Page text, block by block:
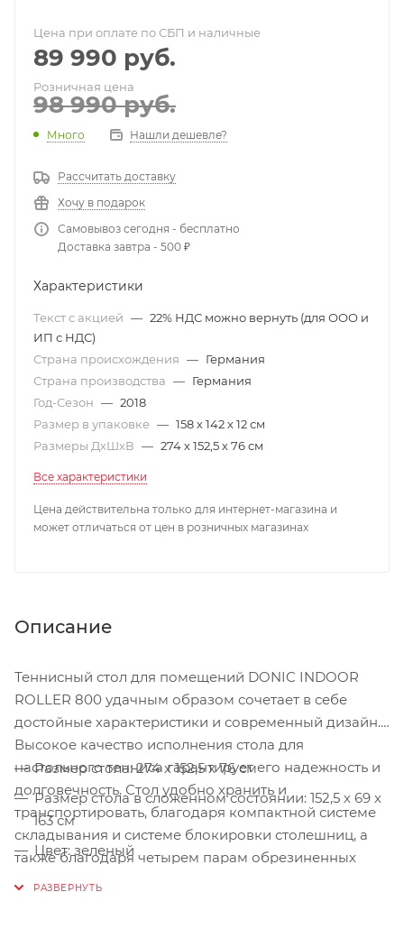
Цена при оплате по СБП и наличные
89 990 руб.
Розничная цена
98 990руб.
Много Нашли дешевле?
Рассчитать доставку
Хочу в подарок
Самовывоз сегодня - бесплатно
Доставка завтра - 500 ₽
Характеристики
Текст с акцией — 22% НДС можно вернуть (для ООО и
ИП с НДС)
Страна происхождения — Германия
Страна производства — Германия
Год-Сезон — 2018
Размер в упаковке — 158 х 142 х 12 см
Размеры ДхШхВ — 274 х 152,5 х 76 см
Все характеристики
Цена действительна только для интернет-магазина и
может отличаться от цен в розничных магазинах
Описание
Теннисный стол для помещений DONIC INDOOR
ROLLER 800 удачным образом сочетает в себе
достойные характеристики и современный дизайн.
Высокое качество исполнения стола для
настольного тенниса гарантирует его надежность и
долговечность. Стол удобно хранить и
транспортировать, благодаря компактной системе
складывания и системе блокировки столешниц, а
также благодаря четырем парам обрезиненных
колесиков диаметром 128 мм. Рама стола
Размер стола: 274 х 152,5 х 76 см
Размер стола в сложенном состоянии: 152,5 х 69 х
163 см
Цвет: зеленый
Антибликовое покрытие